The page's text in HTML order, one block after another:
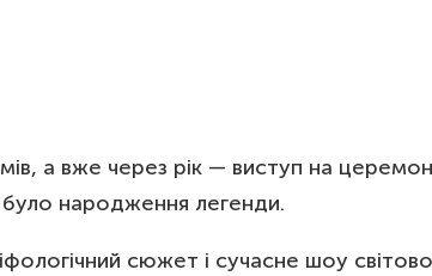
а вже через рік — виступ на
народження легенди.
сюжет і сучасне шоу